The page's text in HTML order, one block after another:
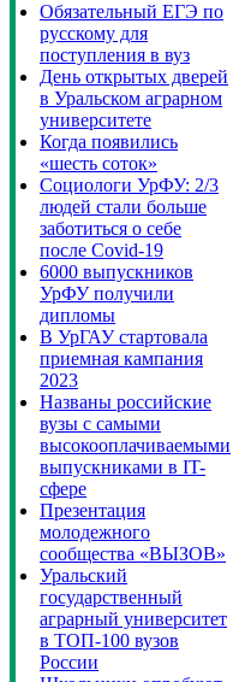
Обязательный ЕГЭ по
русскому для
поступления в вуз
День открытых дверей
в Уральском аграрном
университете
Когда появились
«шесть соток»
Социологи УрФУ: 2/3
людей стали больше
заботиться о себе
после Covid-19
6000 выпускников
УрФУ получили
дипломы
В УрГАУ стартовала
приемная кампания
2023
Названы российские
вузы с самыми
высокооплачиваемыми
выпускниками в IT-
сфере
Презентация
молодежного
сообщества «ВЫЗОВ»
Уральский
государственный
аграрный университет
в ТОП-100 вузов
России